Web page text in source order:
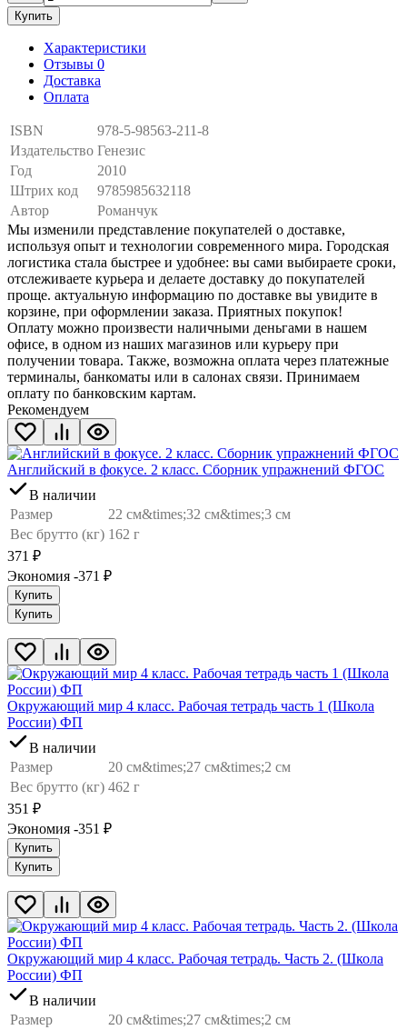
Купить
Характеристики
Отзывы 0
Доставка
Оплата
ISBN
978-5-98563-211-8
Издательство Генезис
Год
2010
Штрих код
9785985632118
Автор
Романчук
Мы изменили представление покупателей о доставке,
используя опыт и технологии современного мира. Городская
логистика стала быстрее и удобнее: вы сами выбираете сроки,
отслеживаете курьера и делаете доставку до покупателей
проще. актуальную информацию по доставке вы увидите в
корзине, при оформлении заказа. Приятных покупок!
Оплату можно произвести наличными деньгами в нашем
офисе, в одном из наших магазинов или курьеру при
получении товара. Также, возможна оплата через платежные
терминалы, банкоматы или в салонах связи. Принимаем
оплату по банковским картам.
Рекомендуем
Английский в фокусе. 2 класс. Сборник упражнений ФГОС
В наличии
Размер
22 см&times;32 см&times;3 см
Вес брутто (кг) 162 г
371 ₽
Экономия -371 ₽
Купить
Купить
Окружающий мир 4 класс. Рабочая тетрадь часть 1 (Школа
России) ФП
В наличии
Размер
20 см&times;27 см&times;2 см
Вес брутто (кг) 462 г
351 ₽
Экономия -351 ₽
Купить
Купить
Окружающий мир 4 класс. Рабочая тетрадь. Часть 2. (Школа
России) ФП
В наличии
Размер
20 см&times;27 см&times;2 см